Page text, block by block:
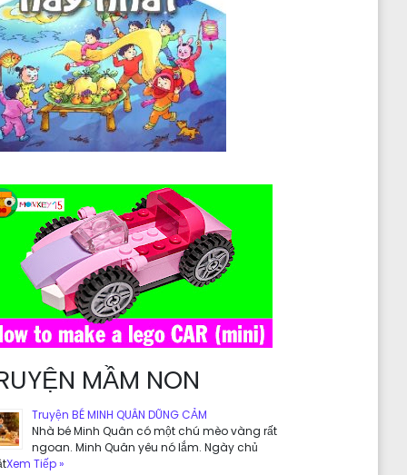
MẦM NON
Truyện BÉ MINH QUÂN DŨNG CẢM
Nhà bé Minh Quân có một chú mèo vàng rất
ngoan. Minh Quân yêu nó lắm. Ngày chủ
Xem Tiếp »